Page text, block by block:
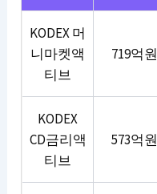
KODEX 머
니마켓액
티브
719억원
KODEX
CD금리액
티브
573억원